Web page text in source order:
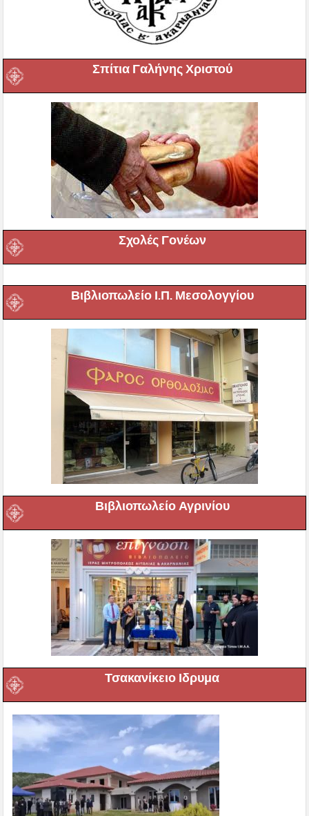
Σπίτια Γαλήνης Χριστού
Σχολές Γονέων
Βιβλιοπωλείο Ι.Π. Μεσολογγίου
Βιβλιοπωλείο Αγρινίου
Τσακανίκειο Ιδρυμα